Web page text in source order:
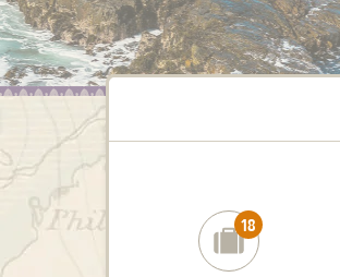
number_of_trips:
18